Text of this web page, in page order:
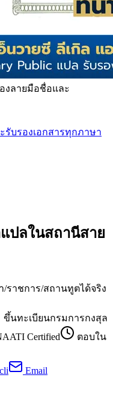
งลายมือชื่อและ
รับรองเอกสารทุกภาษา
ปลในสถานีสาย
/ราชการ/สถานทูตได้จริง
ขึ้นทะเบียนกรมการกงสุล
Certified
ตอบใน
Email